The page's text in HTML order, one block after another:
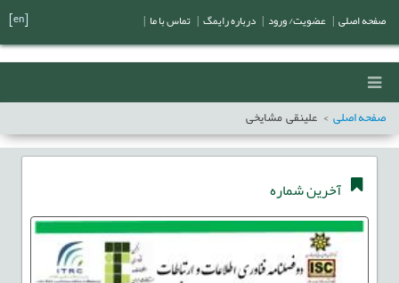
صفحه اصلی علینقی مشایخی
آخرین شماره
صفحه اصلی عضویت/ ورود درباره رایمگ تماس با ما